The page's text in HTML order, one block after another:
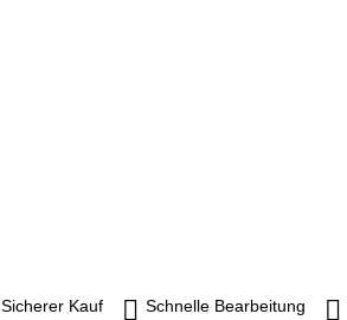
Sicherer Kauf Schnelle Bearbeitung